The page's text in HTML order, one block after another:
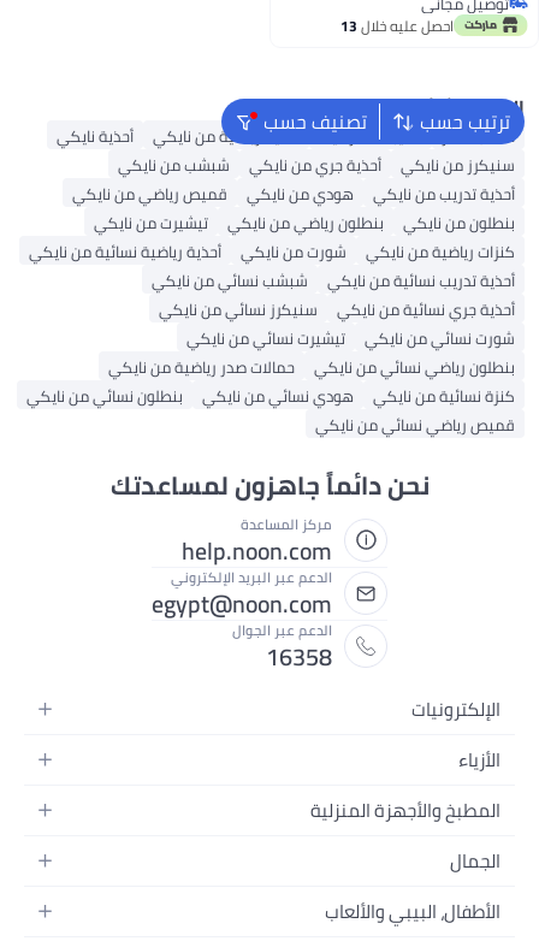
توصيل مجانياحصل عليه خلال13
ترتيب حسب تصنيف حسب البحث الشائع
حقائب ظهر حقيبة ظهر نايك أحذية رياضية من نايكي
أحذية نايكي
سنيكرز من نايكي
أحذية جري من نايكي
شبشب من نايكي
أحذية تدريب من نايكي
هودي من نايكي
قميص رياضي من نايكي
بنطلون من نايكي
بنطلون رياضي من نايكي
تيشيرت من نايكي
كنزات رياضية من نايكي
شورت من نايكي
أحذية رياضية نسائية من نايكي
أحذية تدريب نسائية من نايكي
شبشب نسائي من نايكي
أحذية جري نسائية من نايكي
سنيكرز نسائي من نايكي
شورت نسائي من نايكي
تيشيرت نسائي من نايكي
بنطلون رياضي نسائي من نايكي
حمالات صدر رياضية من نايكي
كنزة نسائية من نايكي
هودي نسائي من نايكي
بنطلون نسائي من نايكي
قميص رياضي نسائي من نايكي
نحن دائماً جاهزون لمساعدتك
مركز المساعدة
help.noon.com
الدعم عبر البريد الإلكتروني
egypt@noon.com
الدعم عبر الجوال
16358
الإلكترونيات
الهواتف المتحركة
أجهزة الكمبيوتر المحمولة
الأجهزة المنزلية
التلفزيونات
الأزياء
أزياء نسائية
أزياء البنات
أزياء الأولاد
المطبخ والأجهزة المنزلية
المطبخ وأدوات الطعام
مستلزمات الحمام
الجمال
العطور النسائية
الأطفال، البيبي والألعاب